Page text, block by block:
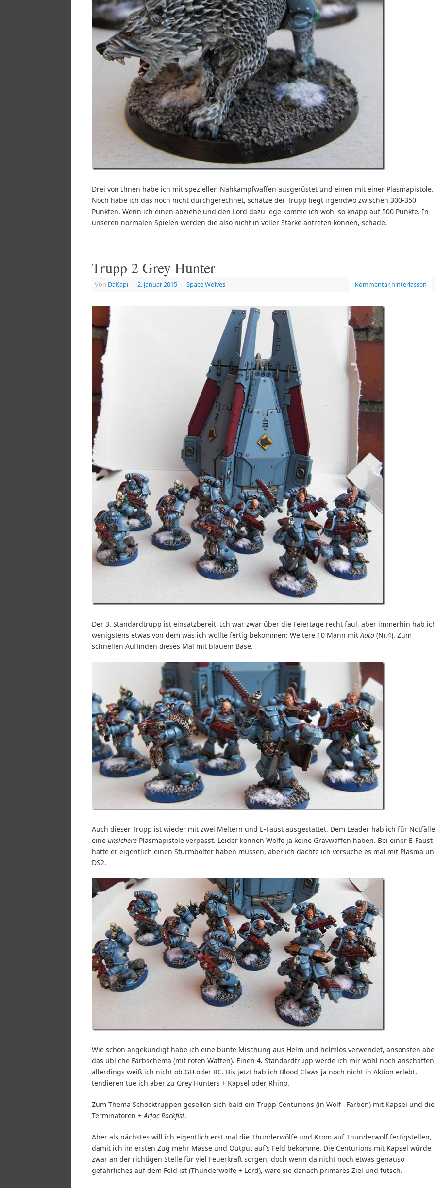
Drei von Ihnen habe ich mit speziellen Nahkampfwaffen ausgerüstet und einen mit einer Plasmapistole.
Noch habe ich das noch nicht durchgerechnet, schätze der Trupp liegt irgendwo zwischen 300-350
Punkten. Wenn ich einen abziehe und den Lord dazu lege komme ich wohl so knapp auf 500 Punkte. In
unseren normalen Spielen werden die also nicht in voller Stärke antreten können, schade.
Trupp 2 Grey Hunter
Von DaKapi | 2. Januar 2015 | Space Wolves Kommentar hinterlassen
Der 3. Standardtrupp ist einsatzbereit. Ich war zwar über die Feiertage recht faul, aber immerhin hab
wenigstens etwas von dem was ich wollte fertig bekommen: Weitere 10 Mann mitAuto (Nr.4). Zum
schnellen Auffinden dieses Mal mit blauem Base.
Auch dieser Trupp ist wieder mit zwei Meltern und E-Faust ausgestattet. Dem Leader hab ich für Notfälle
eine unsichere Plasmapistole verpasst. Leider können Wölfe ja keine Gravwaffen haben. Bei einer E-Faust
hätte er eigentlich einen Sturmbolter haben müssen, aber ich dachte ich versuche es mal mit Plasma
DS2.
Wie schon angekündigt habe ich eine bunte Mischung aus Helm und helmlos verwendet, ansonsten
das übliche Farbschema (mit roten Waffen). Einen 4. Standardtrupp werde ich mir wohl noch
allerdings weiß ich nicht ob GH oder BC. Bis jetzt hab ich Blood Claws ja noch nicht in Aktion erlebt,
tendieren tue ich aber zu Grey Hunters + Kapsel oder Rhino.
Zum Thema Schocktruppen gesellen sich bald ein Trupp Centurions (in Wolf –Farben) mit Kapsel und die
Terminatoren +Arjac Rockfist.
Aber als nächstes will ich eigentlich erst mal die Thunderwölfe und Krom auf Thunderwolf fertigstellen,
damit ich im ersten Zug mehr Masse und Output auf’s Feld bekomme. Die Centurions mit Kapsel würde
zwar an der richtigen Stelle für viel Feuerkraft sorgen, doch wenn da nicht noch etwas genauso
gefährliches auf dem Feld ist (Thunderwölfe + Lord), wäre sie danach primäres Ziel und futsch.